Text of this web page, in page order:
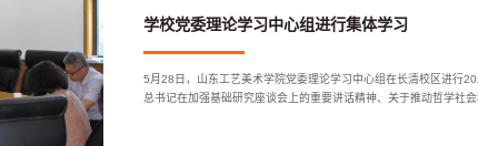
学校党委理论学习中心组进行集体学习
5月28日，山东工艺美术学院党委理论学习中心组在长清校区进行
总书记在加强基础研究座谈会上的重要讲话精神、关于推动哲学社